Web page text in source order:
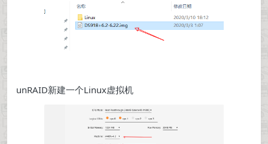
unRAID新建一个Linux虚拟机